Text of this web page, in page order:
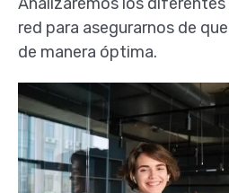
red para asegurarnos de
de manera óptima.